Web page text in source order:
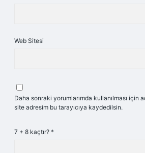
Web Sitesi
Daha sonraki yorumlarımda kullanılması için
site adresim bu tarayıcıya kaydedilsin.
7 + 8 kaçtır? *